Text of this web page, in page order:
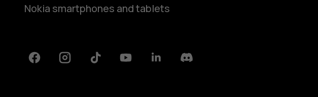
Nokia smartphones and tablets
FacebookInstagramTiktok YoutubeLinkedinDiscord